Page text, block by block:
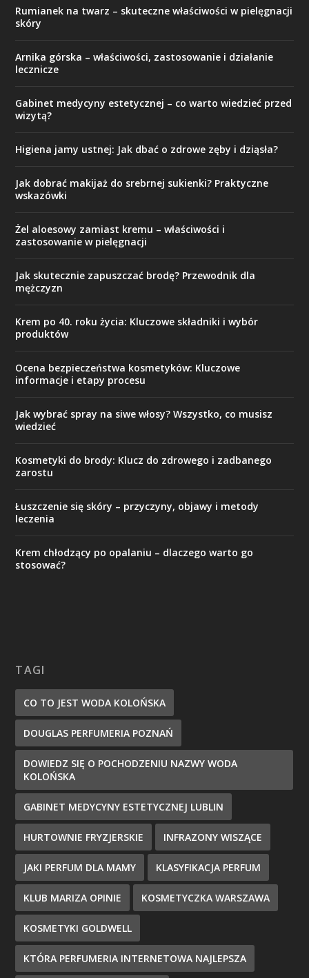
Rumianek na twarz – skuteczne właściwości w pielęgnacji
skóry
Arnika górska – właściwości, zastosowanie i działanie
lecznicze
Gabinet medycyny estetycznej – co warto wiedzieć przed
wizytą?
Higiena jamy ustnej: Jak dbać o zdrowe zęby i dziąsła?
Jak dobrać makijaż do srebrnej sukienki? Praktyczne
wskazówki
Żel aloesowy zamiast kremu – właściwości i
zastosowanie w pielęgnacji
Jak skutecznie zapuszczać brodę? Przewodnik dla
mężczyzn
Krem po 40. roku życia: Kluczowe składniki i wybór
produktów
Ocena bezpieczeństwa kosmetyków: Kluczowe
informacje i etapy procesu
Jak wybrać spray na siwe włosy? Wszystko, co musisz
wiedzieć
Kosmetyki do brody: Klucz do zdrowego i zadbanego
zarostu
Łuszczenie się skóry – przyczyny, objawy i metody
leczenia
Krem chłodzący po opalaniu – dlaczego warto go
stosować?
TAGI
CO TO JEST WODA KOLOŃSKA
DOUGLAS PERFUMERIA POZNAŃ
DOWIEDZ SIĘ O POCHODZENIU NAZWY WODA
KOLOŃSKA
GABINET MEDYCYNY ESTETYCZNEJ LUBLIN
HURTOWNIE FRYZJERSKIE INFRAZONY WISZĄCE
JAKI PERFUM DLA MAMY KLASYFIKACJA PERFUM
KLUB MARIZA OPINIE KOSMETYCZKA WARSZAWA
KOSMETYKI GOLDWELL
KTÓRA PERFUMERIA INTERNETOWA NAJLEPSZA